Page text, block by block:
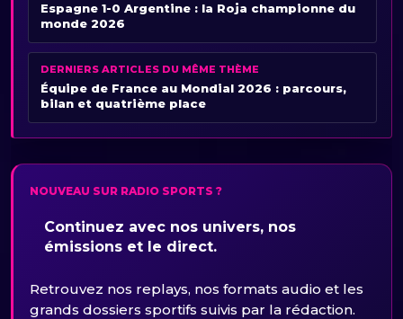
Espagne 1-0 Argentine : la Roja championne du
monde 2026
DERNIERS ARTICLES DU MÊME THÈME
Équipe de France au Mondial 2026 : parcours,
bilan et quatrième place
NOUVEAU SUR RADIO SPORTS ?
Continuez avec nos univers, nos
émissions et le direct.
Retrouvez nos replays, nos formats audio et les
grands dossiers sportifs suivis par la rédaction.